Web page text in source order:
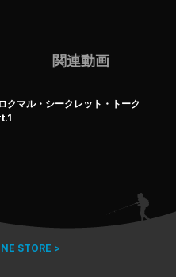
バスハンター・山田祐五
めてきたカリスマトーナメ
ーとして特別参加。ジャイ
びせるのか。
ルルアー・シークレット
関連動画
クマル・シークレット・トーク
STORE >